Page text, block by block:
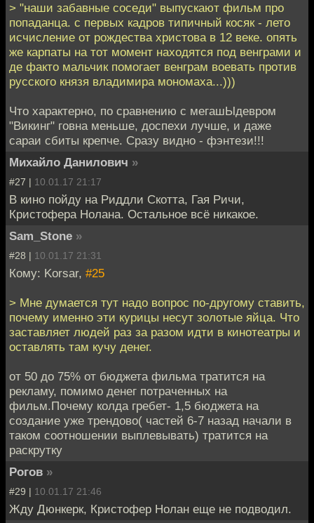
> "наши забавные соседи" выпускают фильм про
попаданца. с первых кадров типичный косяк - лето
исчисление от рождества христова в 12 веке. опять
же карпаты на тот момент находятся под венграми и
де факто мальчик помогает венграм воевать против
русского князя владимира мономаха...)))
Что характерно, по сравнению с мегашЫдевром
"Викинг" говна меньше, доспехи лучше, и даже
сараи сбиты крепче. Сразу видно - фэнтези!!!
Михайло Данилович »
#27 | 10.01.17 21:17
В кино пойду на Риддли Скотта, Гая Ричи,
Кристофера Нолана. Остальное всё никакое.
Sam_Stone »
#28 | 10.01.17 21:31
Кому: Korsar, #25
> Мне думается тут надо вопрос по-другому ставить,
почему именно эти курицы несут золотые яйца. Что
заставляет людей раз за разом идти в кинотеатры и
оставлять там кучу денег.
от 50 до 75% от бюджета фильма тратится на
рекламу, помимо денег потраченных на
фильм.Почему колда гребет- 1,5 бюджета на
создание уже трендово( частей 6-7 назад начали в
таком соотношении выплевывать) тратится на
раскрутку
Рогов »
#29 | 10.01.17 21:46
Жду Дюнкерк, Кристофер Нолан еще не подводил.